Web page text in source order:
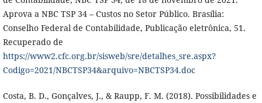
Aprova a NBC TSP 34 – Custos no Setor Público. Brasília:
Conselho Federal de Contabilidade, Publicação eletrônica, 51.
Recuperado de
https://www2.cfc.org.br/sisweb/sre/detalhes_sre.aspx?
Codigo=2021/NBCTSP34&arquivo=NBCTSP34.doc
Costa, B. D., Gonçalves, J., & Raupp, F. M. (2018). Possibilidades e